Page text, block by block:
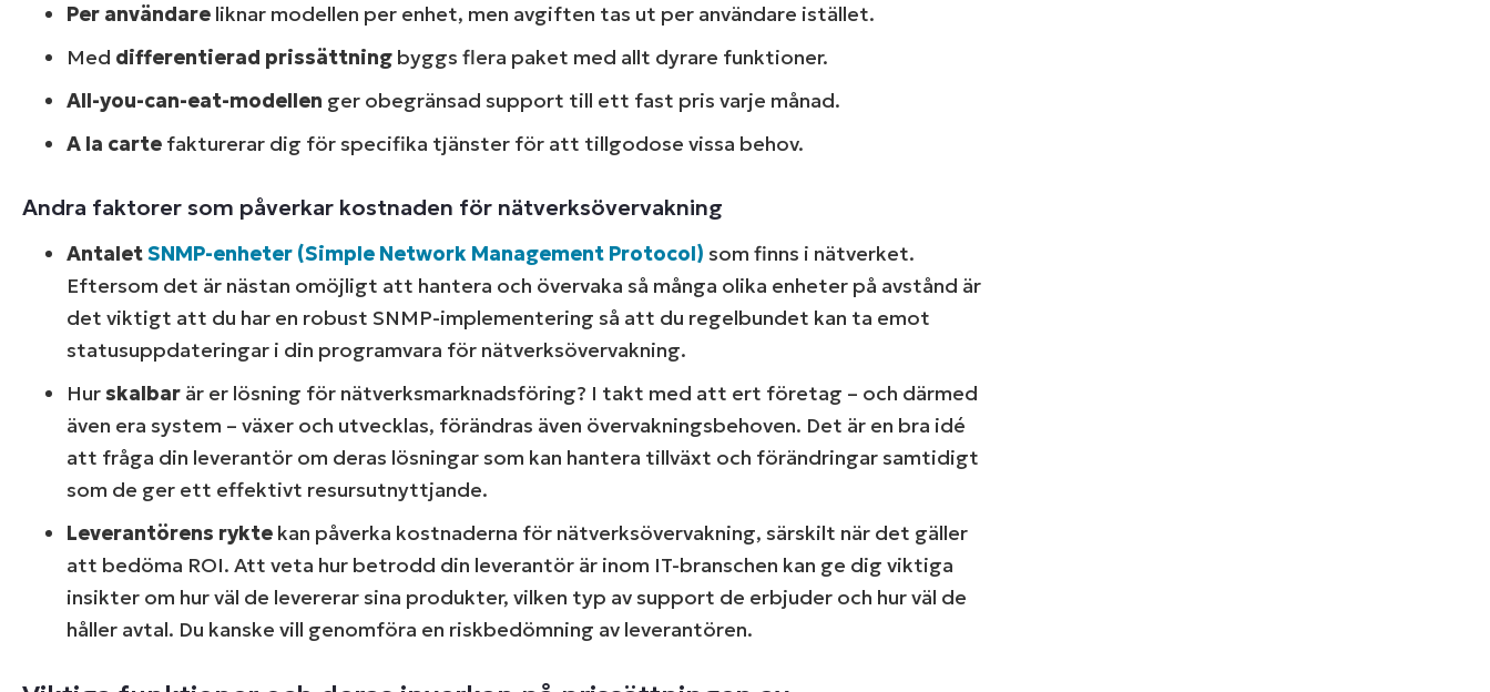
Per användare liknar modellen per enhet, men avgiften tas ut per användare istället.
Med differentierad prissättning byggs flera paket med allt dyrare funktioner.
All-you-can-eat-modellen ger obegränsad support till ett fast pris varje månad.
A la carte fakturerar dig för specifika tjänster för att tillgodose vissa behov.
Andra faktorer som påverkar kostnaden för nätverksövervakning
AntaletSNMP-enheter (Simple Network Management Protocol) som finns i nätverket.
Eftersom det är nästan omöjligt att hantera och övervaka så många olika enheter på avstånd är
det viktigt att du har en robust SNMP-implementering så att du regelbundet kan ta emot
statusuppdateringar i din programvara för nätverksövervakning.
Hurskalbar är er lösning för nätverksmarknadsföring? I takt med att ert företag – och därmed
även era system – växer och utvecklas, förändras även övervakningsbehoven. Det är en bra idé
att fråga din leverantör om deras lösningar som kan hantera tillväxt och förändringar samtidigt
som de ger ett effektivt resursutnyttjande.
Leverantörens rykte kan påverka kostnaderna för nätverksövervakning, särskilt när det gäller
att bedöma ROI. Att veta hur betrodd din leverantör är inom IT-branschen kan ge dig viktiga
insikter om hur väl de levererar sina produkter, vilken typ av support de erbjuder och hur väl de
håller avtal. Du kanske vill genomföra en riskbedömning av leverantören.
Starta en gratis provperiod med den ledande plattformen för IT
Management enligt G2​
Det behövs inget kreditkort, full åtkomst till alla funktioner.
First
and